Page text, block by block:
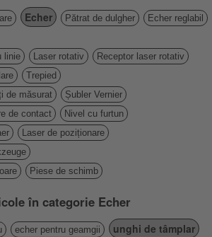
Echer Pătrat de dulgher
Echer reglabil
linie Laser rotativ
Receptor laser rotativ
Trepied
de măsurat
Șubler Vernier
de contact
Nivel cu furtun
Laser de poziționare
Piese de schimb
în categorie Echer
echer pentru geamgii unghi de tâmplar